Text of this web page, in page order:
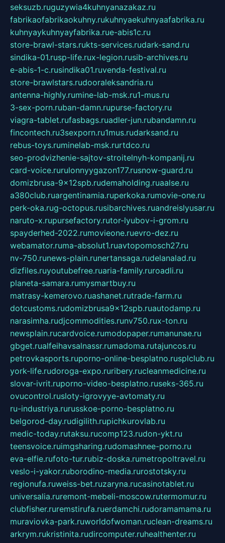
seksuzb.ruguzywia4kuhnyanazakaz.ru
fabrikaofabrikaokuhny.rukuhnyaekuhnyaafabrika.ru
kuhnyaykuhnyayfabrika.rue-abis1c.ru
store-brawl-stars.rukts-services.rudark-sand.ru
sindika-01.rusp-life.rux-legion.rusib-archives.ru
e-abis-1-c.rusindika01.ruvenda-festival.ru
store-brawlstars.rudooraleksandria.ru
antenna-highly.rumine-lab-msk.ru1-mus.ru
3-sex-porn.ruban-damn.rupurse-factory.ru
viagra-tablet.rufasbags.ruadler-jun.rubandamn.ru
fincontech.ru3sexporn.ru1mus.rudarksand.ru
rebus-toys.ruminelab-msk.rurtdco.ru
seo-prodvizhenie-sajtov-stroitelnyh-kompanij.ru
card-voice.rurulonnyygazon177.rusnow-guard.ru
domizbrusa-9x12spb.rudemaholding.ruaalse.ru
a380club.ruargentinamia.ruperkoka.rumovie-one.ru
perk-oka.rug-octopus.rusibarchives.ruandreislyusar.ru
naruto-x.rupursefactory.rutor-lyubov-i-grom.ru
spayderhed-2022.rumovieone.ruevro-dez.ru
webamator.ruma-absolut1.ruavtopomosch27.ru
nv-750.runews-plain.runertansaga.rudelanalad.ru
dizfiles.ruyoutubefree.ruaria-family.ruroadli.ru
planeta-samara.rumysmartbuy.ru
matrasy-kemerovo.ruashanet.rutrade-farm.ru
dotcustoms.rudomizbrusa9x12spb.ruautodamp.ru
narasimha.rudjcommodities.runv750.rux-ton.ru
newsplain.rucardvoice.rumodopaper.rumanunae.ru
gbget.rualfeihavsalnassr.rumadoma.rutajuncos.ru
petrovkasports.ruporno-online-besplatno.rusplclub.ru
york-life.rudoroga-expo.ruribery.rucleanmedicine.ru
slovar-ivrit.ruporno-video-besplatno.ruseks-365.ru
ovucontrol.rusloty-igrovyye-avtomaty.ru
ru-industriya.rurusskoe-porno-besplatno.ru
belgorod-day.rudigilith.rupichkurovlab.ru
medic-today.rutaksu.rucomp123.rudon-ykt.ru
teensvoice.ruimgsharing.rudomashnee-porno.ru
eva-elfie.rufoto-tur.rubiz-doska.rumetropoltravel.ru
veslo-i-yakor.ruborodino-media.rurostotsky.ru
regionufa.ruweiss-bet.ruzaryna.rucasinotablet.ru
universalia.ruremont-mebeli-moscow.rutermomur.ru
clubfisher.ruremstirufa.ruerdamchi.rudoramamama.ru
muraviovka-park.ruworldofwoman.ruclean-dreams.ru
arkrym.rukristinita.rudircomputer.ruhealthenter.ru